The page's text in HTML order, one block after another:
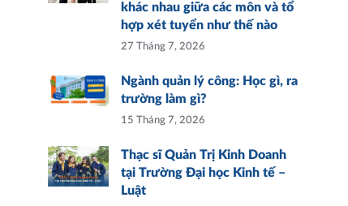
khác nhau giữa các môn và tổ
hợp xét tuyển như thế nào
27 Tháng 7, 2026
Ngành quản lý công: Học gì, ra
trường làm gì?
15 Tháng 7, 2026
Thạc sĩ Quản Trị Kinh Doanh
tại Trường Đại học Kinh tế –
Luật